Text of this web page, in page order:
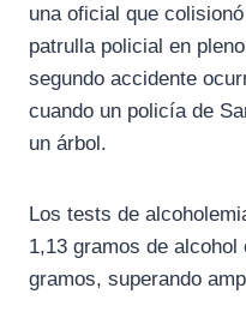
o
k
a
m
p
p
una oficial que
patrulla policial en
segundo accidente
cuando un policía de
un árbol.
Los tests de
1,13 gramos de
gramos, superando